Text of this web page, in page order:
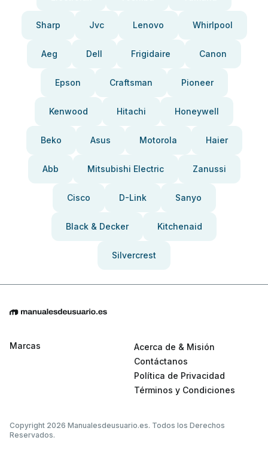
Sharp Jvc Lenovo Whirlpool
Aeg Dell Frigidaire Canon
Epson Craftsman Pioneer
Kenwood Hitachi Honeywell
Beko Asus Motorola Haier
Abb Mitsubishi Electric Zanussi
Cisco D-Link Sanyo
Black & Decker Kitchenaid
Silvercrest
Marcas
Acerca de & Misión
Contáctanos
Política de Privacidad
Términos y Condiciones
Copyright 2026 Manualesdeusuario.es. Todos los Derechos
Reservados.